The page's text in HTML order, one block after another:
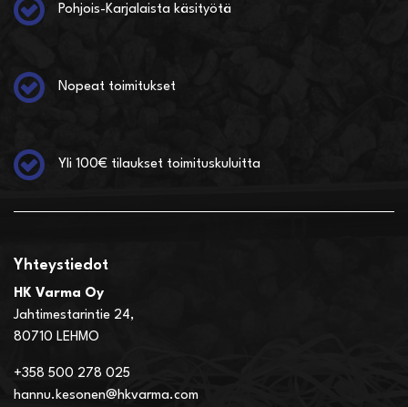
Pohjois-Karjalaista käsityötä
Nopeat toimitukset
Yli 100€ tilaukset toimituskuluitta
Yhteystiedot
HK Varma Oy
Jahtimestarintie 24,
80710 LEHMO
+358 500 278 025
hannu.kesonen@hkvarma.com